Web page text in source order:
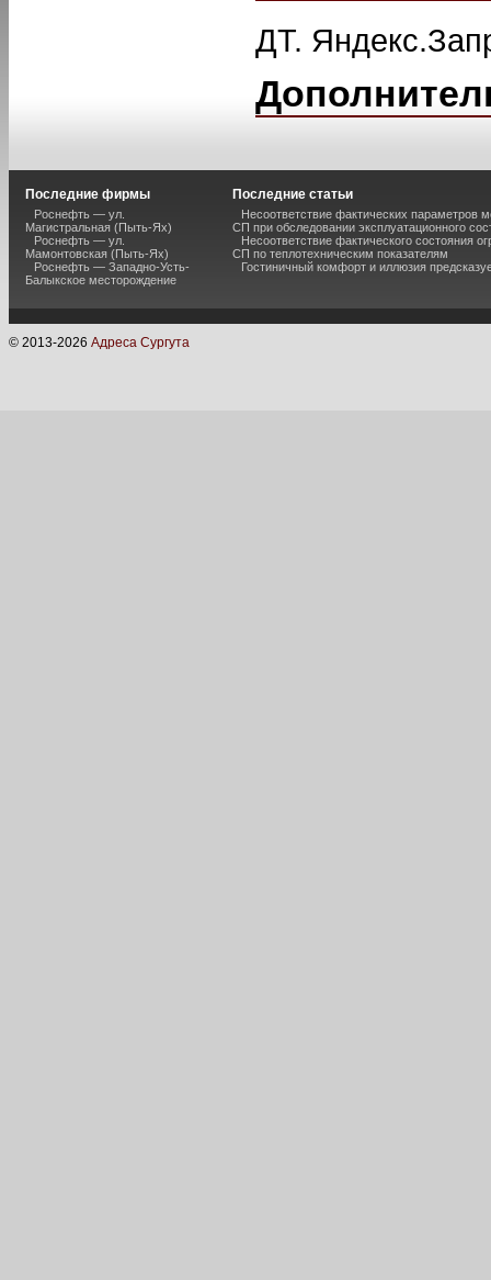
ДТ.
Последние фирмы
Роснефть — ул.
Магистральная (Пыть-Ях)
Роснефть — ул.
Мамонтовская (Пыть-Ях)
Роснефть — Западно-Усть-
Балыкское месторождение
Последние статьи
Несоответствие фактических параметров
СП при обследовании эксплуатационного
Несоответствие фактического состояния
СП по теплотехническим показателям
Гостиничный комфорт и иллюзия
© 2013-2026 Адреса Сургута